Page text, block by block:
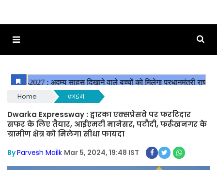
Home क्राइम
Dwarka Expressway : द्वारका एक्सप्रेसवे पर फर्राटेदार
सफर के लिए तैयार, आईएमटी मानेसर, पटौदी, फर्रुखनगर के
ग्रामीण क्षेत्र को मिलेगा सीधा फायदा
ByParvesh Mailk Mar 5, 2024, 19:48 IST